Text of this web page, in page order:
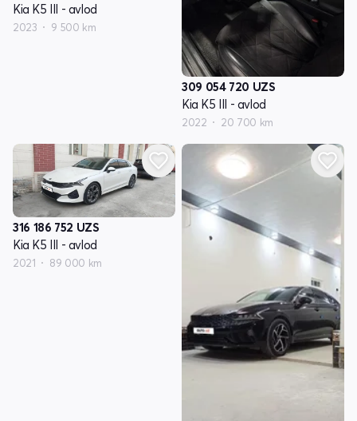
Kia K5 III - avlod
2023 9 500 km
309 054 720 UZS
Kia K5 III - avlod
2022 20 700 km
316 186 752 UZS
Kia K5 III - avlod
2021 89 000 km